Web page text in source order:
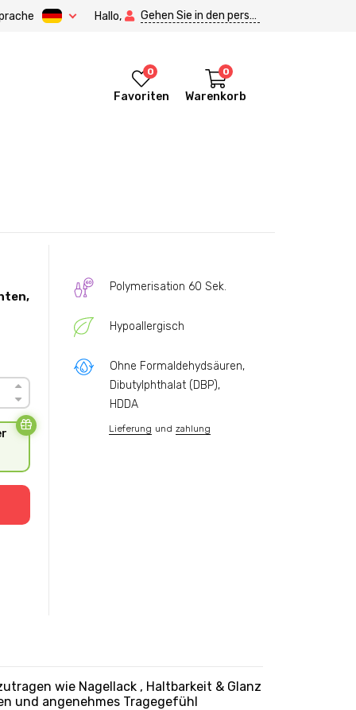
Hallo, Gehen Sie in den persönlichen Bereich.
0
Favoriten
0
Warenkorb
Polymerisation 60 Sek.
Hypoallergisch
Ohne Formaldehydsäuren,
Dibutylphthalat (DBP),
HDDA
Lieferung und zahlung
wie Nagellack , Haltbarkeit & Glanz
und angenehmes Tragegefühl